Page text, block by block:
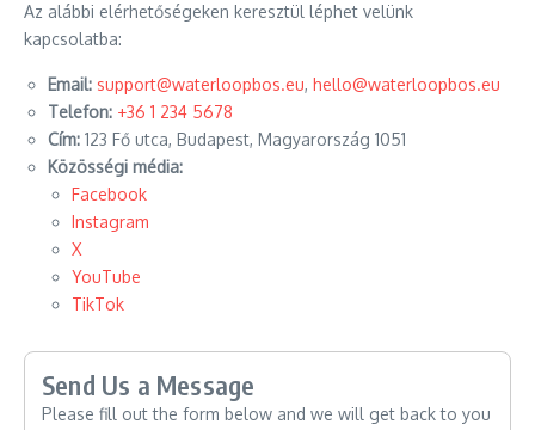
Az alábbi elérhetőségeken keresztül léphet velünk
kapcsolatba:
Email: support@waterloopbos.eu, hello@waterloopbos.eu
Telefon: +36 1 234 5678
Cím: 123 Fő utca, Budapest, Magyarország 1051
Közösségi média:
Facebook
Instagram
X
YouTube
TikTok
Send Us a Message
Please fill out the form below and we will get back to you